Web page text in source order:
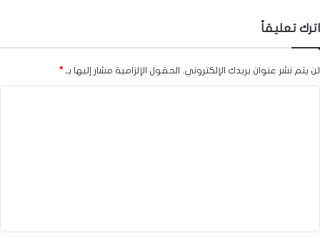
اترك تعليقاً
لن يتم نشر عنوان بريدك الإلكتروني. الحقول الإلزامية مشار إليها بـ *